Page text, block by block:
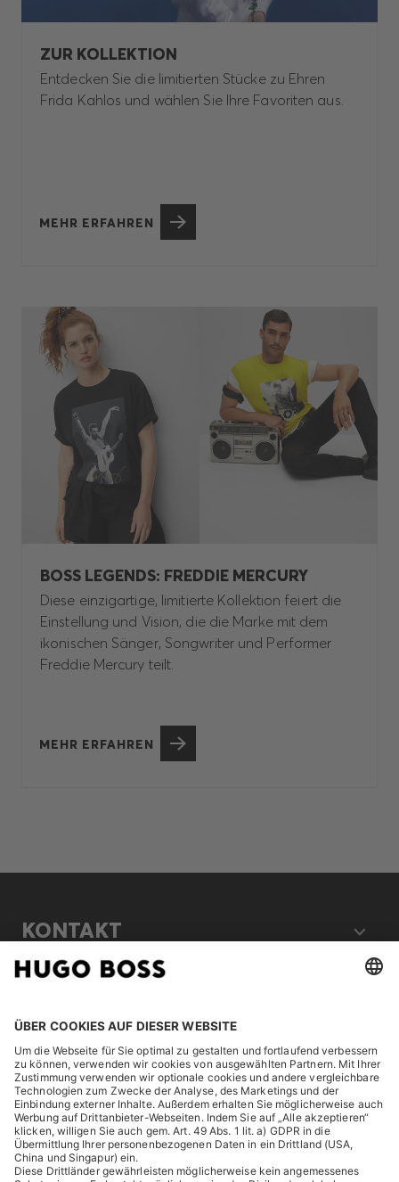
ZUR KOLLEKTION
Entdecken Sie die limitierten Stücke zu Ehren
Frida Kahlos und wählen Sie Ihre Favoriten aus.
MEHR ERFAHREN
BOSS LEGENDS: FREDDIE MERCURY
Diese einzigartige, limitierte Kollektion feiert die
Einstellung und Vision, die die Marke mit dem
ikonischen Sänger, Songwriter und Performer
Freddie Mercury teilt.
MEHR ERFAHREN
KONTAKT
ENTDECKEN